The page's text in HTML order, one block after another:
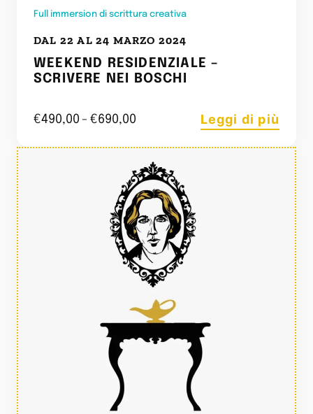
Full immersion di scrittura creativa
DAL 22 AL 24 MARZO 2024
WEEKEND RESIDENZIALE –
SCRIVERE NEI BOSCHI
€490,00 - €690,00 Leggi di più